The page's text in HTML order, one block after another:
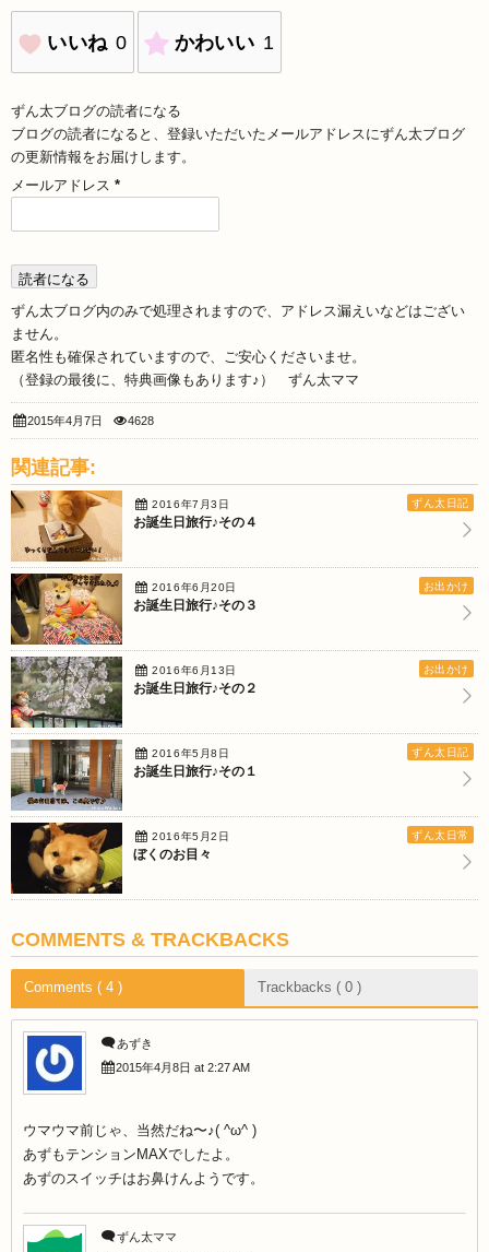
いいね 0 かわいい 1
ずん太ブログの読者になる
ブログの読者になると、登録いただいたメールアドレスにずん太ブログ
の更新情報をお届けします。
メールアドレス *
ずん太ブログ内のみで処理されますので、アドレス漏えいなどはござい
ません。
匿名性も確保されていますので、ご安心くださいませ。
（登録の最後に、特典画像もあります♪） ずん太ママ
2015年4月7日 4628
関連記事:
2016年7月3日 ずん太日記
お誕生日旅行♪その４
2016年6月20日 お出かけ
お誕生日旅行♪その３
2016年6月13日 お出かけ
お誕生日旅行♪その２
2016年5月8日 ずん太日記
お誕生日旅行♪その１
2016年5月2日 ずん太日常
ぼくのお目々
COMMENTS & TRACKBACKS
Comments ( 4 ) Trackbacks ( 0 )
あずき
2015年4月8日 at 2:27 AM
ウマウマ前じゃ、当然だね〜♪( ^ω^ )
あずもテンションMAXでしたよ。
あずのスイッチはお鼻けんようです。
ずん太ママ